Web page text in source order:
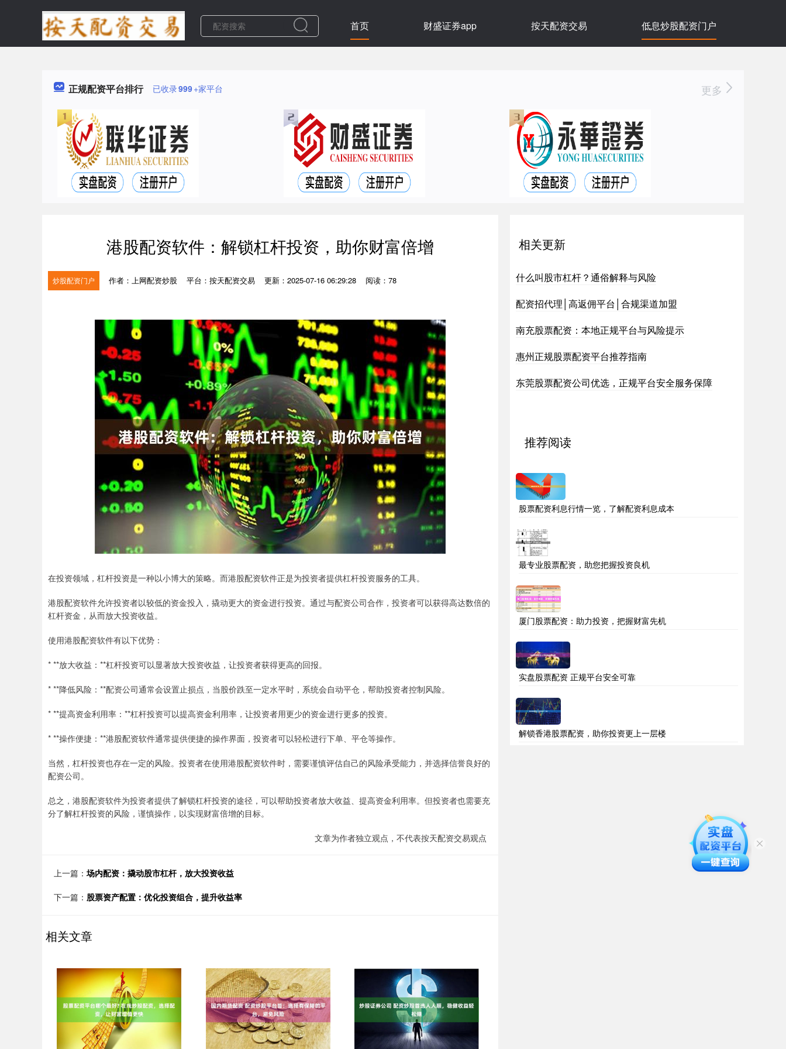
首页 财盛证券app 按天配资交易 低息炒股配资门户
正规配资平台排行 已收录999+家平台 更多
港股配资软件：解锁杠杆投资，助你财富倍增
炒股配资门户 作者：上网配资炒股 平台：按天配资交易 更新：2025-07-16 06:29:28 阅读：78
在投资领域，杠杆投资是一种以小博大的策略。而港股配资软件正是为投资者提供杠杆投资服务的工具。
港股配资软件允许投资者以较低的资金投入，撬动更大的资金进行投资。通过与配资公司合作，投资者可以获得高达数倍的
杠杆资金，从而放大投资收益。
使用港股配资软件有以下优势：
* **放大收益：**杠杆投资可以显著放大投资收益，让投资者获得更高的回报。
* **降低风险：**配资公司通常会设置止损点，当股价跌至一定水平时，系统会自动平仓，帮助投资者控制风险。
* **提高资金利用率：**杠杆投资可以提高资金利用率，让投资者用更少的资金进行更多的投资。
* **操作便捷：**港股配资软件通常提供便捷的操作界面，投资者可以轻松进行下单、平仓等操作。
当然，杠杆投资也存在一定的风险。投资者在使用港股配资软件时，需要谨慎评估自己的风险承受能力，并选择信誉良好的
配资公司。
总之，港股配资软件为投资者提供了解锁杠杆投资的途径，可以帮助投资者放大收益、提高资金利用率。但投资者也需要充
分了解杠杆投资的风险，谨慎操作，以实现财富倍增的目标。
文章为作者独立观点，不代表按天配资交易观点
上一篇：场内配资：撬动股市杠杆，放大投资收益
下一篇： 股票资产配置：优化投资组合，提升收益率
相关文章
相关更新
什么叫股市杠杆？通俗解释与风险
配资招代理│高返佣平台│合规渠道加盟
南充股票配资：本地正规平台与风险提示
惠州正规股票配资平台推荐指南
东莞股票配资公司优选，正规平台安全服务保障
推荐阅读
股票配资利息行情一览，了解配资利息成本
最专业股票配资，助您把握投资良机
厦门股票配资：助力投资，把握财富先机
实盘股票配资 正规平台安全可靠
解锁香港股票配资，助你投资更上一层楼